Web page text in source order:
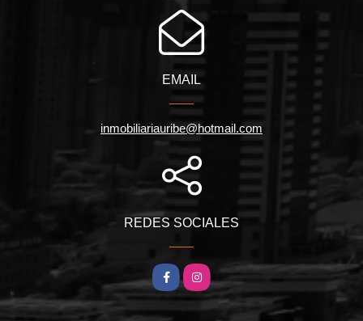
EMAIL
inmobiliariauribe@hotmail.com
REDES SOCIALES
FacebookInstagram